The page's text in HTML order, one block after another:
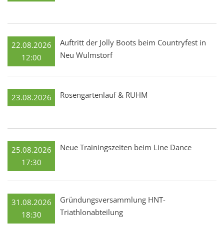
22.08.2026
12:00
Auftritt der Jolly Boots beim Countryfest in
Neu Wulmstorf
23.08.2026 Rosengartenlauf & RUHM
25.08.2026
17:30
Neue Trainingszeiten beim Line Dance
31.08.2026
18:30
Gründungsversammlung HNT-
Triathlonabteilung